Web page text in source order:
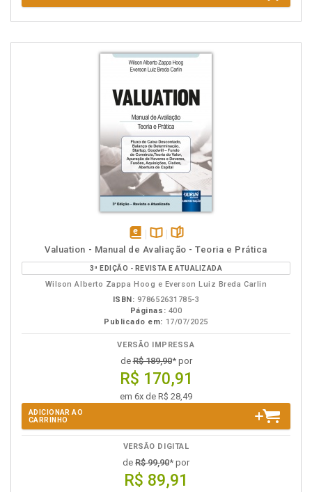
disponível
em
eBook
Disponível
na
B.V.
páginas
Valuation - Manual de Avaliação - Teoria e Prática
3ª EDIÇÃO - REVISTA E ATUALIZADA
Wilson Alberto Zappa Hoog e Everson Luiz Breda Carlin
ISBN: 978652631785-3
Páginas: 400
Publicado em: 17/07/2025
VERSÃO IMPRESSA
deR$ 189,90* por
R$ 170,91
em 6x de R$ 28,49
ADICIONAR AO
CARRINHO
VERSÃO DIGITAL
de R$ 99,90* por
R$ 89,91